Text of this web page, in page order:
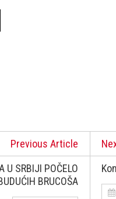
Previous Article
U SRBIJI POČELO
BRUCOŠA